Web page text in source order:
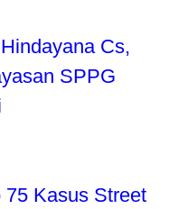
Cs,
SPPG
Kasus Street